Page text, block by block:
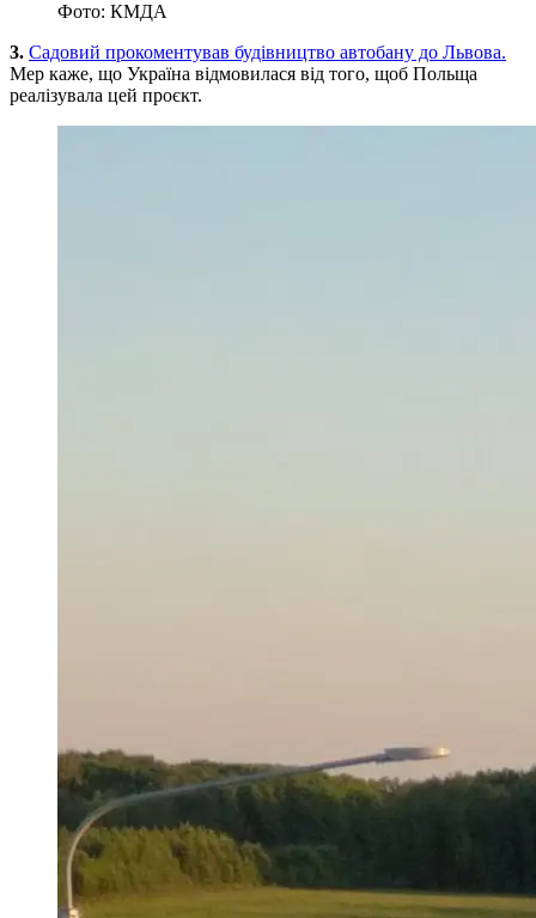
Фото: КМДА
3. Садовий прокоментував будівництво автобану до Львова.
Мер каже, що Україна відмовилася від того, щоб Польща
реалізувала цей проєкт.